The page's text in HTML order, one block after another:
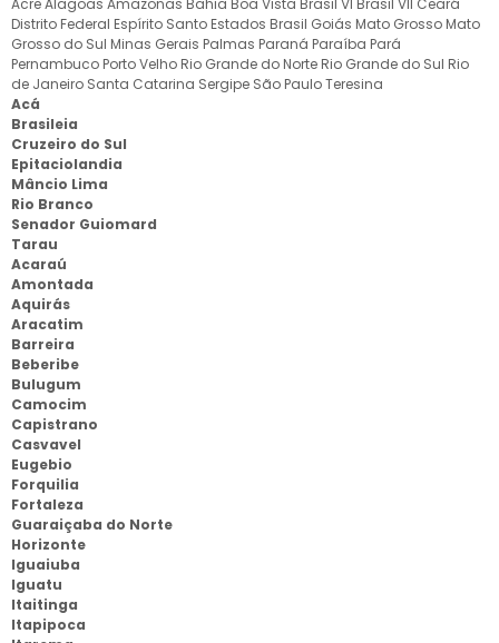
AcreAlagoas Amazonas Bahia Boa Vista Brasil VI Brasil VII Ceará
Distrito Federal Espírito Santo Estados Brasil Goiás Mato Grosso Mato
Grosso do Sul Minas Gerais Palmas Paraná Paraíba Pará
Pernambuco Porto Velho Rio Grande do Norte Rio Grande do Sul Rio
de Janeiro Santa Catarina Sergipe São PauloTeresina
Acá
Brasileia
Cruzeiro do Sul
Epitaciolandia
Mâncio Lima
Rio Branco
Senador Guiomard
Tarau
Acaraú
Amontada
Aquirás
Aracatim
Barreira
Beberibe
Bulugum
Camocim
Capistrano
Casvavel
Eugebio
Forquilia
Fortaleza
Guaraiçaba do Norte
Horizonte
Iguaiuba
Iguatu
Itaitinga
Itapipoca